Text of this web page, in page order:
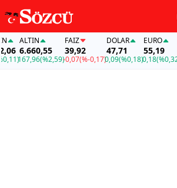
ALTIN
6.660,55
167,96(%2,59)
FAİZ
39,92
-0,07(%-0,17)
DOLAR
47,71
0,09(%0,18)
EURO
55,19
0,18(%0,32)